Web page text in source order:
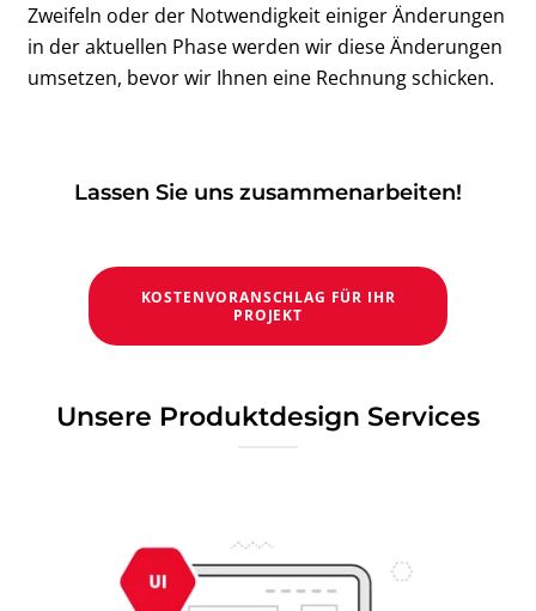
Zweifeln oder der Notwendigkeit einiger Änderungen
in der aktuellen Phase werden wir diese Änderungen
umsetzen, bevor wir Ihnen eine Rechnung schicken.
Lassen Sie uns zusammenarbeiten!
KOSTENVORANSCHLAG FÜR IHR
PROJEKT
Unsere Produktdesign Services